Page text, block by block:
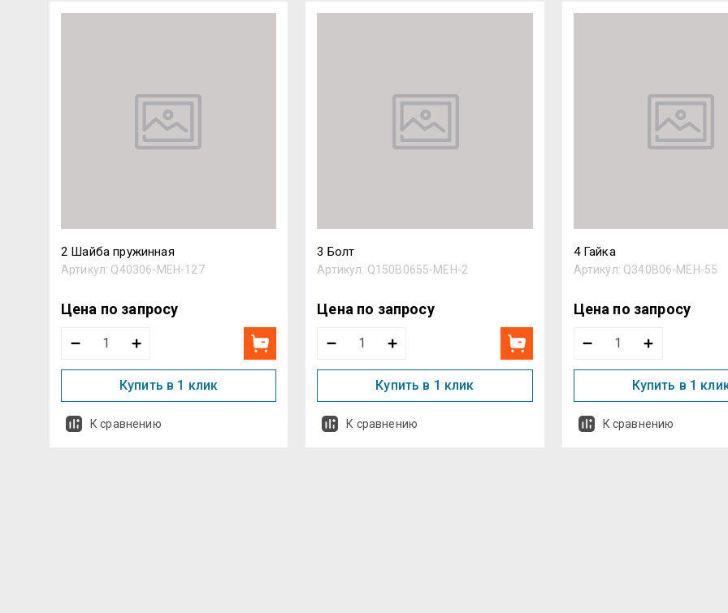
2 Шайба пружинная
Артикул: Q40306-MEH-127
Цена по запросу
Купить в 1 клик
К сравнению
3 Болт
Артикул: Q150B0655-MEH-2
Цена по запросу
Купить в 1 клик
К сравнению
4 Гайка
Артикул: Q340B06-MEH-55
Цена по запросу
Купить в 1
К сравнению